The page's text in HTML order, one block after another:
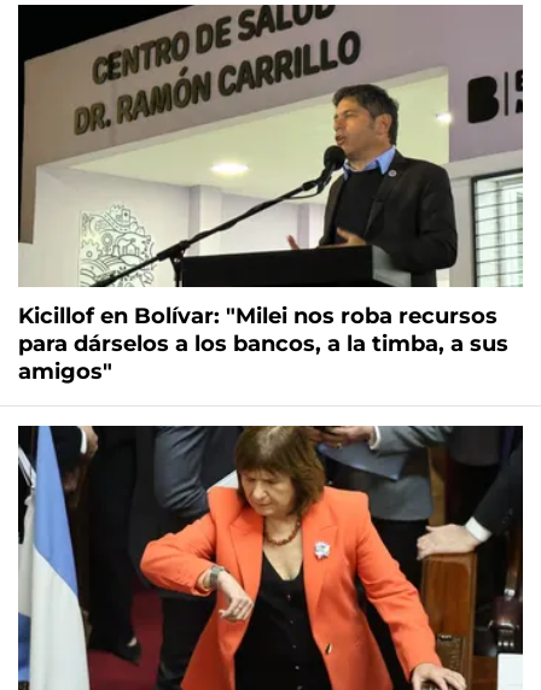
Kicillof en Bolívar: "Milei nos roba recursos
para dárselos a los bancos, a la timba, a sus
amigos"